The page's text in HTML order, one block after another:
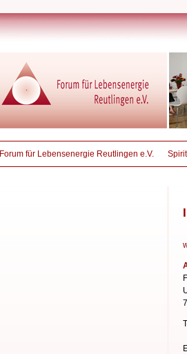
Forum für Lebensenergie Reutlingen e.V.